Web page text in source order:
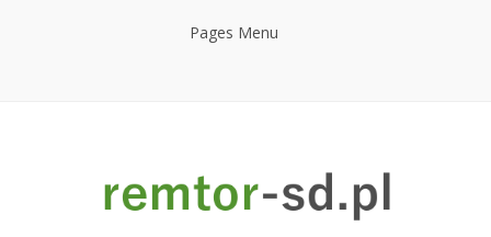
Pages Menu